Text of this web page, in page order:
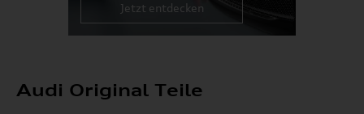
Jetzt entdecken
Audi Original Teile